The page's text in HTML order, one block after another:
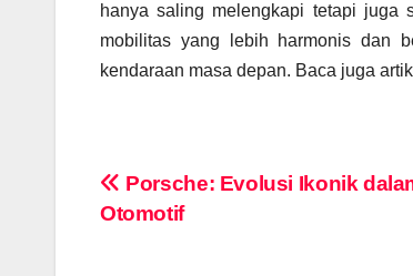
hanya saling melengkapi tetapi juga
mobilitas yang lebih harmonis dan
kendaraan masa depan. Baca juga
Navigasi
Porsche: Evolusi Ikonik
Otomotif